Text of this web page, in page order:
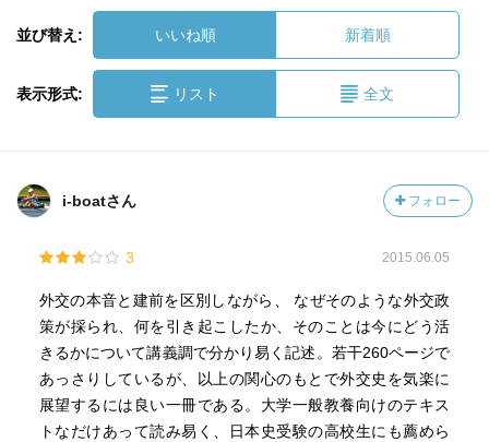
並び替え: いいね順 新着順
表示形式: リスト 全文
i-boatさん フォロー
3 2015.06.05
外交の本音と建前を区別しながら、 なぜそのような外交政
策が採られ、何を引き起こしたか、そのことは今にどう活
きるかについて講義調で分かり易く記述。若干260ページで
あっさりしているが、以上の関心のもとで外交史を気楽に
展望するには良い一冊である。大学一般教養向けのテキス
トなだけあって読み易く、日本史受験の高校生にも薦めら